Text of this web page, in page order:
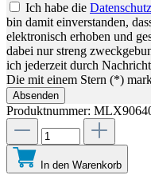
Ich habe die
bin damit einverstanden,
elektronisch erhoben und
dabei nur streng
ich jederzeit durch
Die mit einem Stern (*)
Absenden
Produktnummer:
In den Warenkorb